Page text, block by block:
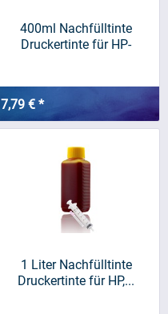
400ml Nachfülltinte
Druckertinte für HP-
7,79 € *
1 Liter Nachfülltinte
Druckertinte für HP,...